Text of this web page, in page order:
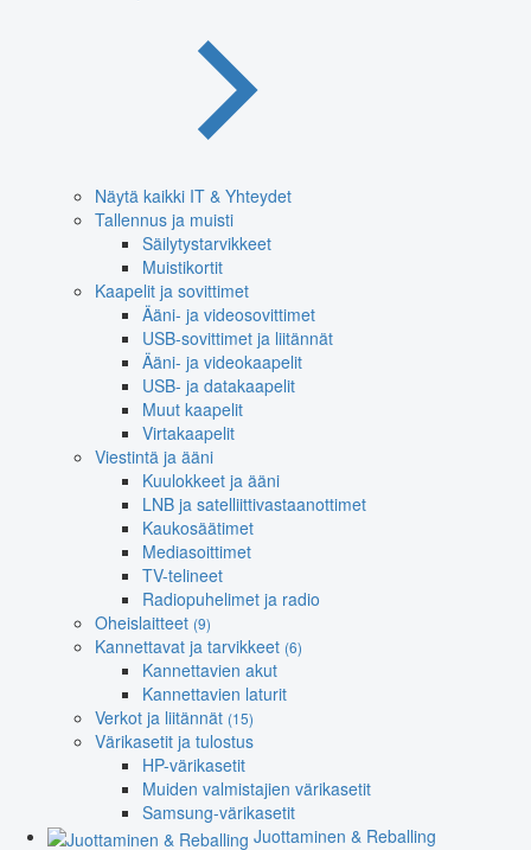
Näytä kaikki IT & Yhteydet
Tallennus ja muisti
Säilytystarvikkeet
Muistikortit
Kaapelit ja sovittimet
Ääni- ja videosovittimet
USB-sovittimet ja liitännät
Ääni- ja videokaapelit
USB- ja datakaapelit
Muut kaapelit
Virtakaapelit
Viestintä ja ääni
Kuulokkeet ja ääni
LNB ja satelliittivastaanottimet
Kaukosäätimet
Mediasoittimet
TV-telineet
Radiopuhelimet ja radio
Oheislaitteet (9)
Kannettavat ja tarvikkeet (6)
Kannettavien akut
Kannettavien laturit
Verkot ja liitännät (15)
Värikasetit ja tulostus
HP-värikasetit
Muiden valmistajien värikasetit
Samsung-värikasetit
Juottaminen & Reballing